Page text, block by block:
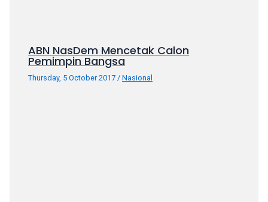
ABN NasDem Mencetak Calon
Pemimpin Bangsa
Thursday, 5 October 2017 /Nasional